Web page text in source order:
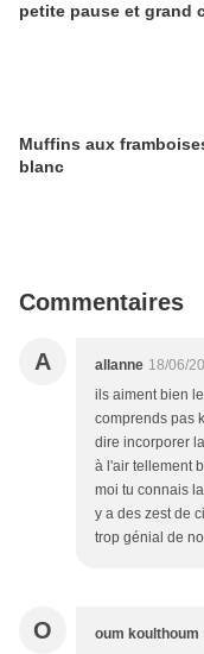
petite pause et grand
Muffins aux
blanc
Commentaires
A allanne 18/06/
ils aiment bien
comprends pas
dire incorporer
à l'air tellement
moi tu connais
y a des zest de
trop génial de
O oum koulthoum